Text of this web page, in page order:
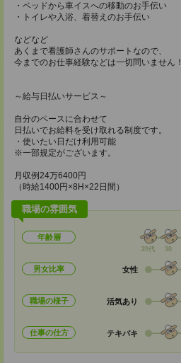
・ベッドから車イスへの移動のお手伝い
・トイレや入浴、着替えのお手伝い
などなど
あくまで看護師さんのサポートなので、
今までのお仕事経験などは一切問いません！
～給与日払いサービス～
自分のペースに合わせて
日払いでお給料を受け取れる制度です。
・使いたい日だけ利用可能
※一部規定がございます。
月収例24万6400円
（時給1400円×8H×22日間）
職場の雰囲気
年齢層
20代 30
男女比率 女性
職場の様子 活気あり
仕事の仕方 テキパキ